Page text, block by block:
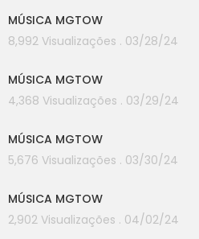
MÚSICA MGTOW
8,992 Visualizações . 03/28/24
MÚSICA MGTOW
4,368 Visualizações . 03/29/24
MÚSICA MGTOW
5,676 Visualizações . 03/30/24
MÚSICA MGTOW
2,902 Visualizações . 04/02/24